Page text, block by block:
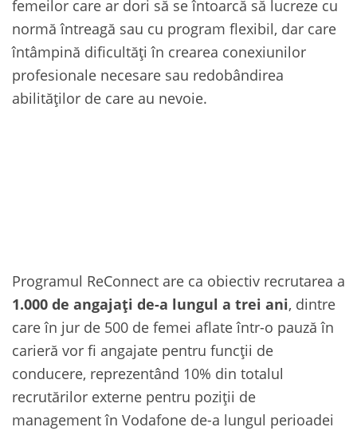
femeilor care ar dori să se întoarcă să lucreze cu
normă întreagă sau cu program flexibil, dar care
întâmpină dificultăți în crearea conexiunilor
profesionale necesare sau redobândirea
abilităților de care au nevoie.
Programul ReConnect are ca obiectiv recrutarea a
1.000 de angajați de-a lungul a trei ani, dintre
care în jur de 500 de femei aflate într-o pauză în
carieră vor fi angajate pentru funcții de
conducere, reprezentând 10% din totalul
recrutărilor externe pentru poziții de
management în Vodafone de-a lungul perioadei